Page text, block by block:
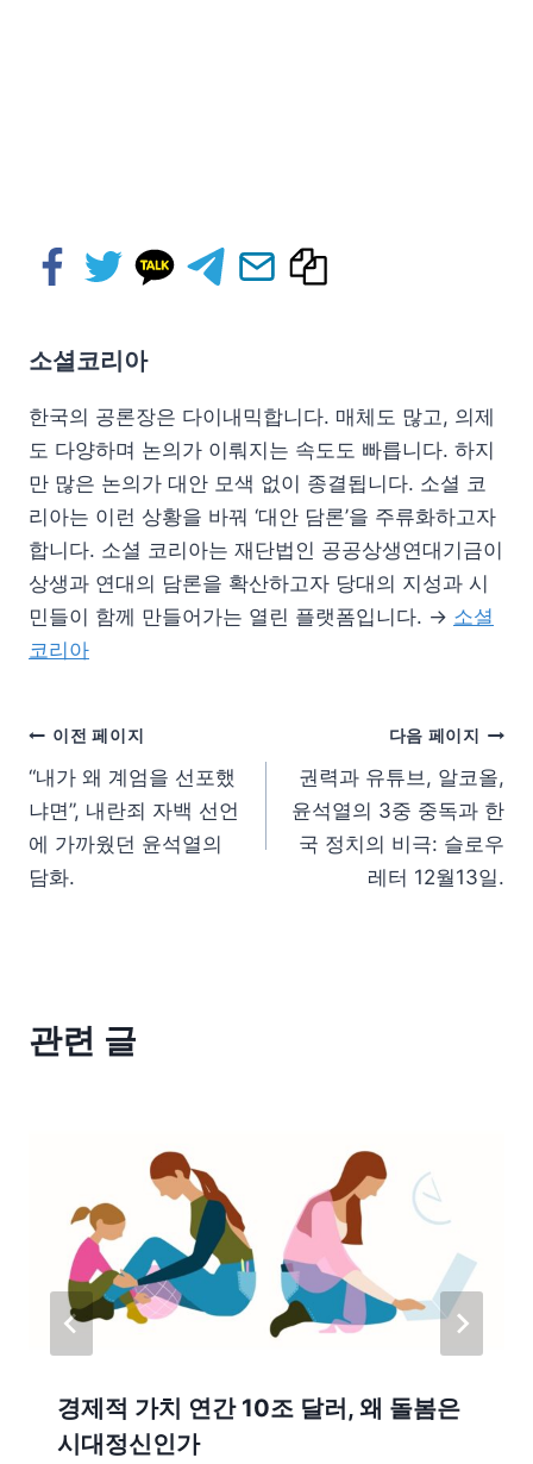
소셜코리아
한국의 공론장은 다이내믹합니다. 매체도 많고, 의제
도 다양하며 논의가 이뤄지는 속도도 빠릅니다. 하지
만 많은 논의가 대안 모색 없이 종결됩니다. 소셜 코
리아는 이런 상황을 바꿔 ‘대안 담론’을 주류화하고자
합니다. 소셜 코리아는 재단법인 공공상생연대기금이
상생과 연대의 담론을 확산하고자 당대의 지성과 시
민들이 함께 만들어가는 열린 플랫폼입니다. → 소셜
코리아
이전 페이지
“내가 왜 계엄을 선포했
냐면”, 내란죄 자백 선언
에 가까웠던 윤석열의
담화.
다음 페이지
권력과 유튜브, 알코올,
윤석열의 3중 중독과 한
국 정치의 비극: 슬로우
레터 12월13일.
관련 글
경제적 가치 연간 10조 달러, 왜 돌봄은
시대정신인가